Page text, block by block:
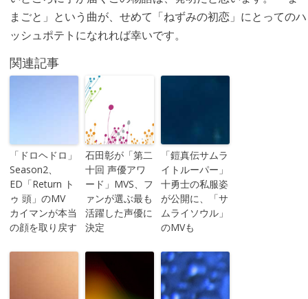
まごと」という曲が、せめて「ねずみの初恋」にとってのハ
ッシュポテトになれれば幸いです。
関連記事
「ドロヘドロ」
Season2、
ED「Return ト
ゥ 頭」のMV
カイマンが本当
の顔を取り戻す
石田彰が「第二
十回 声優アワ
ード」MVS、フ
ァンが選ぶ最も
活躍した声優に
決定
「鎧真伝サムラ
イトルーパー」
十勇士の私服姿
が公開に、「サ
ムライソウル」
のMVも